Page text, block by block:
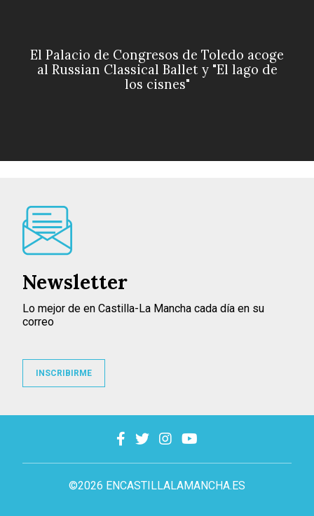
El Palacio de Congresos de Toledo acoge
al Russian Classical Ballet y "El lago de
los cisnes"
©2026 ENCASTILLALAMANCHA.ES
Newsletter
Lo mejor de en Castilla-La Mancha cada día en su
correo
INSCRIBIRME